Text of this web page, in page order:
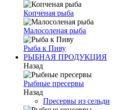
Копченая рыба
Малосоленая рыба
Рыба к Пиву
РЫБНАЯ ПРОДУКЦИЯ
Назад
Рыбные пресервы
Назад
Пресервы из сельди